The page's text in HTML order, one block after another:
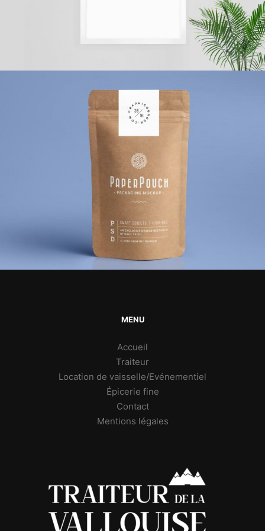
MENU
Accueil
Traiteur
Location de vaisselle/Evénementiel
Épicerie fine
Contact
Mentions légales